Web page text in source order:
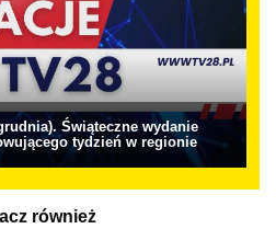
Świąteczne wydanie
tydzień w regionie
również